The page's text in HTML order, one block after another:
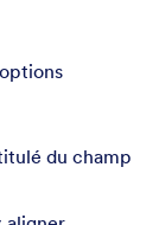
du champ